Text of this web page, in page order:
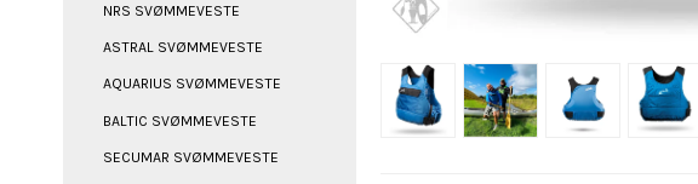
NRS SVØMMEVESTE
ASTRAL SVØMMEVESTE
AQUARIUS SVØMMEVESTE
BALTIC SVØMMEVESTE
SECUMAR SVØMMEVESTE